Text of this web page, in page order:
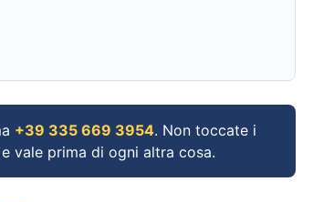
+39 335 669 3954. Non toccate i
vale prima di ogni altra cosa.